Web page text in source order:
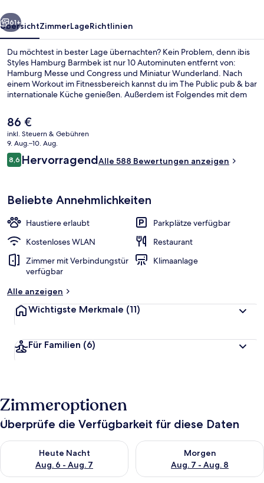
Weiter
61+
ÜbersichtZimmerLageRichtlinien
Du möchtest in bester Lage übernachten? Kein Problem, denn ibis
Styles Hamburg Barmbek ist nur 10 Autominuten entfernt von:
Hamburg Messe und Congress und Miniatur Wunderland. Nach
einem Workout im Fitnessbereich kannst du im The Public pub & bar
internationale Küche genießen. Außerdem ist Folgendes mit dem
Reeperbahn. Andere Reisende schätzen die fußläufige Entfernung
zu den öffentlichen Verkehrsmitteln: Zur U-Bahnhof Dehnhaide
sind es 11 und zur U-Bahnhof Saarlandstraße sind es 14 Gehminuten.
Der
aktuelle
Preis
beträgt
86 €.
86 €
inkl. Steuern & Gebühren
9. Aug.–10. Aug.
Bewertungen
8,68,6 von 10.
HervorragendAlle 588 Bewertungen anzeigen
Beliebte Annehmlichkeiten
Haustiere erlaubt
Parkplätze verfügbar
Kostenloses WLAN
Restaurant
Zimmer mit Verbindungstür
verfügbar
Klimaanlage
Alle anzeigen
Wichtigste Merkmale (11)
Für Familien (6)
Zimmeroptionen
Überprüfe die Verfügbarkeit für diese Daten
Heute Nacht
Aug. 6 - Aug. 7
Überprüfe die Verfügbarkeit für heute Nacht, Aug. 6 - Aug. 7.
Morgen
Aug. 7 - Aug. 8
Überprüfe die Verfügbarkeit